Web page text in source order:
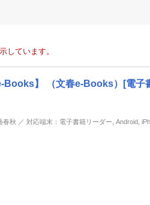
しています。
】 （文春e-Books）[電子
秋 ／ 対応端末：電子書籍リーダー, Android,